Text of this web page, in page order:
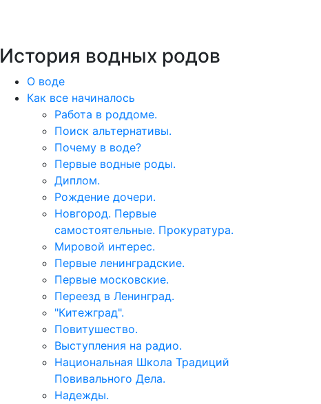
История водных родов
О воде
Как все начиналось
Работа в роддоме.
Поиск альтернативы.
Почему в воде?
Первые водные роды.
Диплом.
Рождение дочери.
Новгород. Первые
самостоятельные. Прокуратура.
Мировой интерес.
Первые ленинградские.
Первые московские.
Переезд в Ленинград.
"Китежград".
Повитушество.
Выступления на радио.
Национальная Школа Традиций
Повивального Дела.
Надежды.